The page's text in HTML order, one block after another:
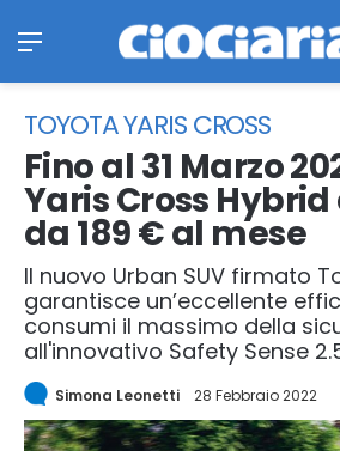
TOYOTA YARIS CROSS
Fino al 31 Marzo
Yaris Cross
da 189 € al mese
Il nuovo Urban SUV firmato
garantisce un’eccellente
consumi il massimo della
all'innovativo Safety Sense
Simona Leonetti 28 Febbraio 2022